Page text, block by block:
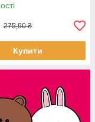
275,90 ₴
Купити